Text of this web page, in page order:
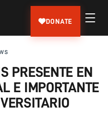
DONATE
PRESENTE EN
E IMPORTANTE